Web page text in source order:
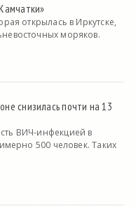
открылась в Иркутске,
моряков.
снизилась почти на 13
ВИЧ-инфекцией в
500 человек. Таких